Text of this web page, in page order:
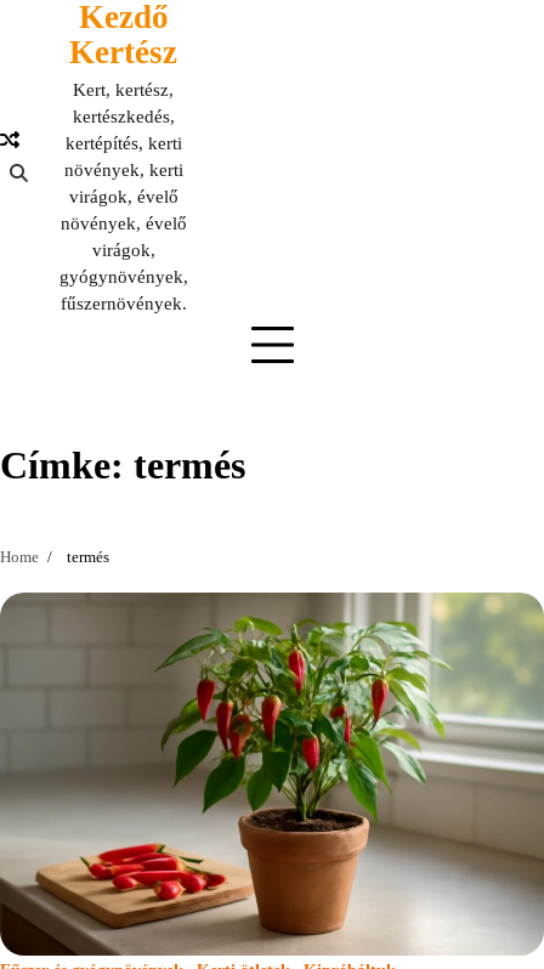
Kezdő
Kertész
Kert, kertész,
kertészkedés,
kertépítés, kerti
növények, kerti
virágok, évelő
növények, évelő
virágok,
gyógynövények,
fűszernövények.
Címke: termés
Home termés